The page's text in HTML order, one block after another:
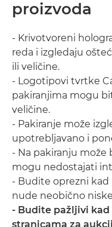
proizvoda
- Krivotvoreni
reda i izgledaju
ili veličine.
- Logotipovi tvrtke
pakiranjima mogu
veličine.
- Pakiranje može
upotrebljavano i
- Na pakiranju može
mogu nedostajati
- Budite oprezni
nude neobično
- Budite pažljivi
stranicama za